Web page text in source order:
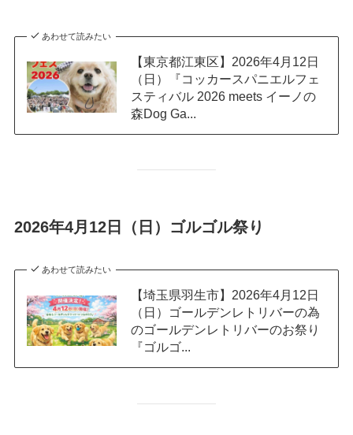
あわせて読みたい
【東京都江東区】2026年4月12日
（日）『コッカースパニエルフェ
スティバル 2026 meets イーノの
森Dog Ga...
2026年4月12日（日）ゴルゴル祭り
あわせて読みたい
【埼玉県羽生市】2026年4月12日
（日）ゴールデンレトリバーの為
のゴールデンレトリバーのお祭り
『ゴルゴ...